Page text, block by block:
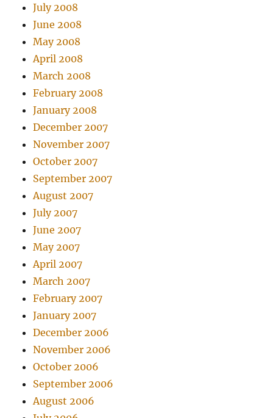
July 2008
June 2008
May 2008
April 2008
March 2008
February 2008
January 2008
December 2007
November 2007
October 2007
September 2007
August 2007
July 2007
June 2007
May 2007
April 2007
March 2007
February 2007
January 2007
December 2006
November 2006
October 2006
September 2006
August 2006